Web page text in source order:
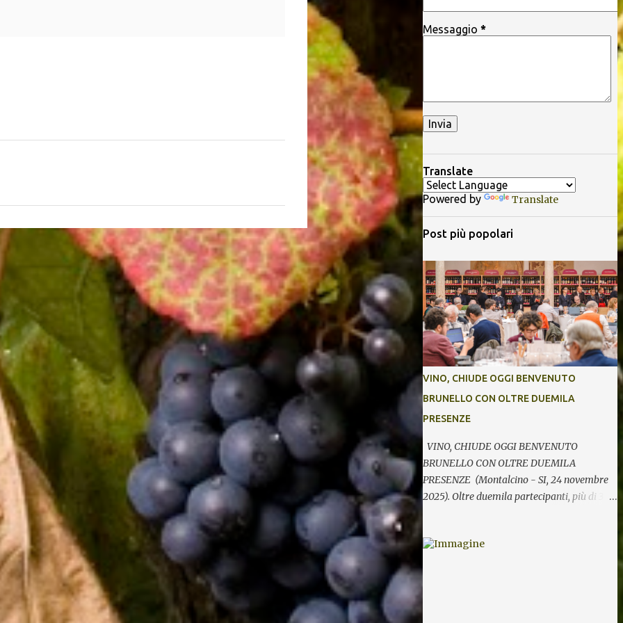
Messaggio *
Translate
Powered by Translate
Post più popolari
VINO, CHIUDE OGGI BENVENUTO
BRUNELLO CON OLTRE DUEMILA
PRESENZE
VINO, CHIUDE OGGI BENVENUTO
BRUNELLO CON OLTRE DUEMILA
PRESENZE (Montalcino - SI, 24 novembre
2025). Oltre duemila partecipanti, più di 370
edizione di Benvenuto Brunello, l’annuale